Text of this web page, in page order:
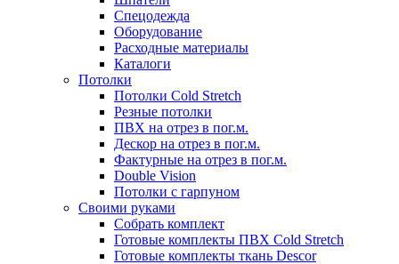
Спецодежда
Оборудование
Расходные материалы
Каталоги
Потолки
Потолки Cold Stretch
Резные потолки
ПВХ на отрез в пог.м.
Дескор на отрез в пог.м.
Фактурные на отрез в пог.м.
Double Vision
Потолки с гарпуном
Своими руками
Собрать комплект
Готовые комплекты ПВХ Cold Stretch
Готовые комплекты ткань Descor